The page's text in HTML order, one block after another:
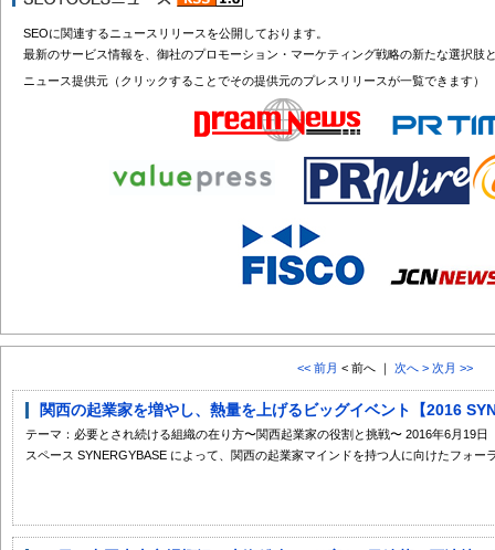
SEOに関連するニュースリリースを公開しております。
最新のサービス情報を、御社のプロモーション・マーケティング戦略の新たな選択肢
ニュース提供元（クリックすることでその提供元のプレスリリースが一覧できます）
<< 前月 < 前へ ｜ 次へ > 次月 >>
関西の起業家を増やし、熱量を上げるビッグイベント【2016
テーマ：必要とされ続ける組織の在り方〜関西起業家の役割と挑戦〜 2016年6月19
スペース SYNERGYBASE によって、関西の起業家マインドを持つ人に向けたフォー